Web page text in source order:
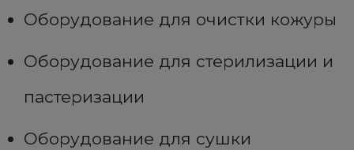
Оборудование для очистки кожуры
Оборудование для стерилизации и
пастеризации
Оборудование для сушки